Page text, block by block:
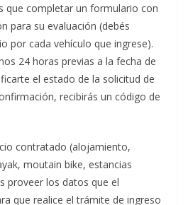
que completar un formulario con
para su evaluación (debés
por cada vehículo que ingrese).
24 horas previas a la fecha de
el estado de la solicitud de
recibirás un código de
contratado (alojamiento,
moutain bike, estancias
proveer los datos que el
que realice el trámite de ingreso